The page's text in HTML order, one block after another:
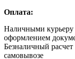
Оплата:
Наличными курьеру
оформлением
Безналичный
самовывозе